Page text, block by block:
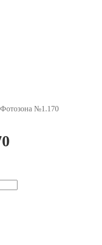
Фотозона №1.170